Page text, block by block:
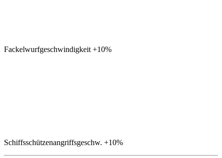
Fackelwurfgeschwindigkeit +10%
Schiffsschützenangriffsgeschw. +10%